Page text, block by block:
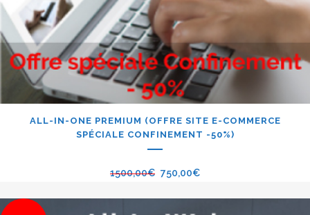
ALL-IN-ONE PREMIUM (OFFRE SITE E-COMMERCE
SPÉCIALE CONFINEMENT -50%)
1500,00€ 750,00€